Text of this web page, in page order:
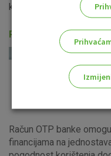
kamatnom stopom za
Računi i usluge
Račun OTP banke
financijama na